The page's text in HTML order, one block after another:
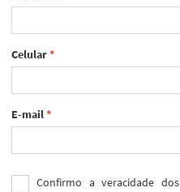
Celular*
E-mail*
Confirmo a veracidade